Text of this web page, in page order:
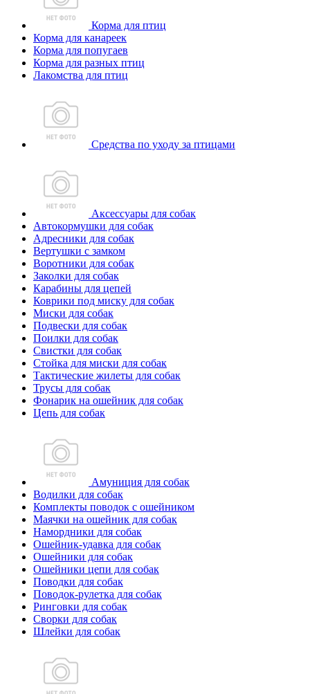
Корма для птиц
Корма для канареек
Корма для попугаев
Корма для разных птиц
Лакомства для птиц
Средства по уходу за птицами
Аксессуары для собак
Автокормушки для собак
Адресники для собак
Вертушки с замком
Воротники для собак
Заколки для собак
Карабины для цепей
Коврики под миску для собак
Миски для собак
Подвески для собак
Поилки для собак
Свистки для собак
Стойка для миски для собак
Тактические жилеты для собак
Трусы для собак
Фонарик на ошейник для собак
Цепь для собак
Амуниция для собак
Водилки для собак
Комплекты поводок с ошейником
Маячки на ошейник для собак
Намордники для собак
Ошейник-удавка для собак
Ошейники для собак
Ошейники цепи для собак
Поводки для собак
Поводок-рулетка для собак
Ринговки для собак
Сворки для собак
Шлейки для собак